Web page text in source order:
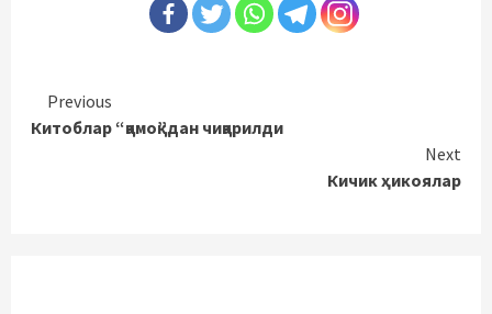
Continue
Reading
Previous
Китоблар “қамоқ”дан чиқарилди
Next
Кичик ҳикоялар